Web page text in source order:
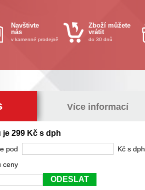
Navštivte
nás
v kamenné prodejně
Zboží můžete
vrátit
do 30 dnů
Více informací
299 Kč s dph
pod
Kč s dph
ceny
ODESLAT